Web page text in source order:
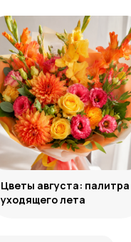
Цветы августа: палитра
уходящего лета